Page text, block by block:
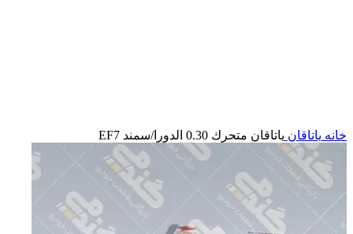
خانه یاتاقان ياتاقان متحرك 0.30 الدورا/سمند EF7